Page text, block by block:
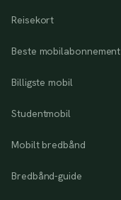
Reisekort
Beste mobilabonnement
Billigste mobil
Studentmobil
Mobilt bredbånd
Bredbånd-guide